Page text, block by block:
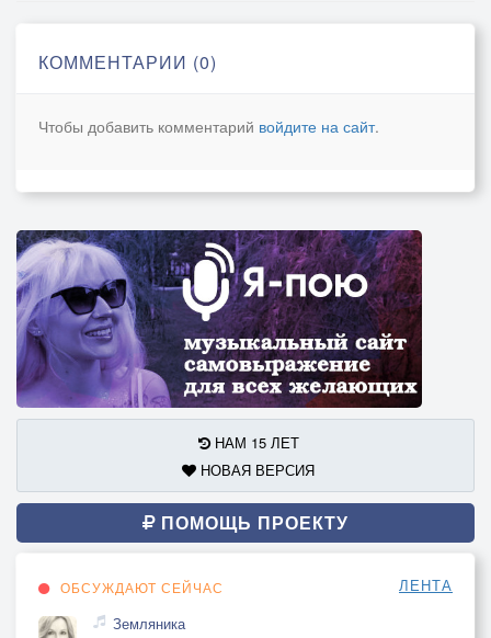
КОММЕНТАРИИ (0)
Чтобы добавить комментарий войдите на сайт.
НАМ 15 ЛЕТ
НОВАЯ ВЕРСИЯ
ПОМОЩЬ ПРОЕКТУ
ОБСУЖДАЮТ СЕЙЧАС ЛЕНТА
Земляника